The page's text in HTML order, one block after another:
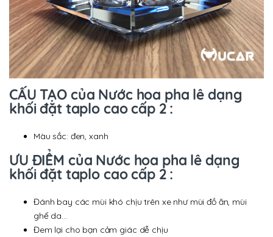
CẤU TẠO của Nước hoa pha lê dạng
khối đặt taplo cao cấp 2 :
Màu sắc: đen, xanh
ƯU ĐIỂM của Nước hoa pha lê dạng
khối đặt taplo cao cấp 2 :
Đánh bay các mùi khó chịu trên xe như mùi đồ ăn, mùi
ghế da…
Đem lại cho bạn cảm giác dễ chịu